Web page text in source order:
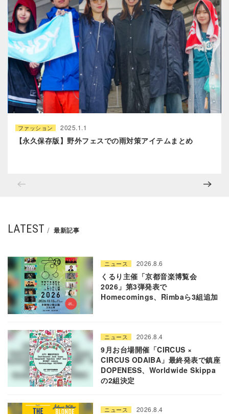
ファッション 2025.1.1
【永久保存版】野外フェスでの雨対策アイテムまとめ
LATEST 最新記事
ニュース 2026.8.6
くるり主催「京都音楽博覧会
2026」第3弾発表で
Homecomings、Rimbaら3組追加
ニュース 2026.8.4
9月お台場開催「CIRCUS ×
CIRCUS ODAIBA」最終発表で鎮座
DOPENESS、Worldwide Skippa
の2組決定
ニュース 2026.8.4